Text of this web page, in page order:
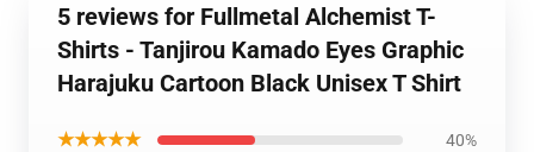
5 reviews for Fullmetal Alchemist T-
Shirts - Tanjirou Kamado Eyes Graphic
Harajuku Cartoon Black Unisex T Shirt
★★★★★ 40%